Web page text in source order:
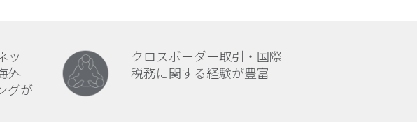
ッ
外
グが
クロスボーダー取引・国際
税務に関する経験が豊富